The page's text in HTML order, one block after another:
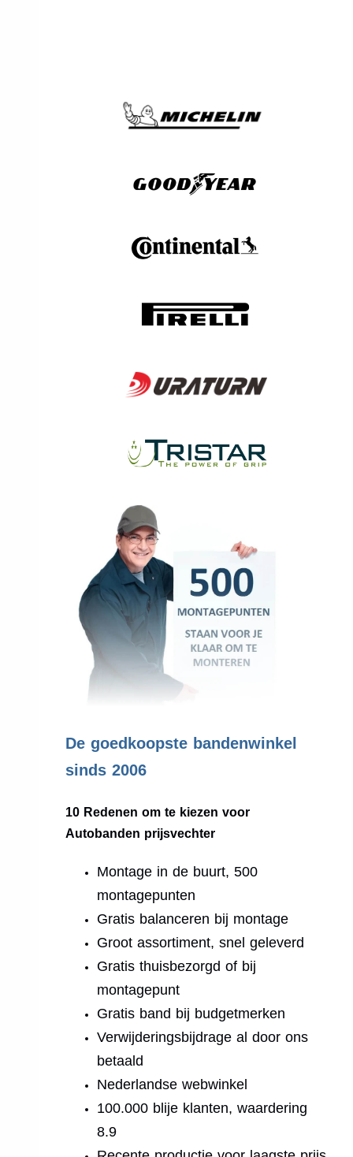
De goedkoopste bandenwinkel
sinds 2006
10 Redenen om te kiezen voor
Autobanden prijsvechter
Montage in de buurt, 500
montagepunten
Gratis balanceren bij montage
Groot assortiment, snel geleverd
Gratis thuisbezorgd of bij
montagepunt
Gratis band bij budgetmerken
Verwijderingsbijdrage al door ons
betaald
Nederlandse webwinkel
100.000 blije klanten, waardering
8.9